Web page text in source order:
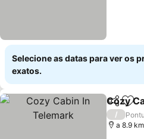
Selecione as datas para ver os
exatos.
Partilhar
Cozy
/
a 8.9